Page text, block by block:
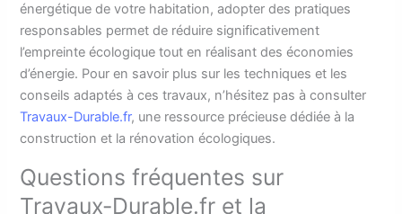
énergétique de votre habitation, adopter des pratiques
responsables permet de réduire significativement
l’empreinte écologique tout en réalisant des économies
d’énergie. Pour en savoir plus sur les techniques et les
conseils adaptés à ces travaux, n’hésitez pas à consulter
Travaux-Durable.fr, une ressource précieuse dédiée à la
construction et la rénovation écologiques.
Questions fréquentes sur
Travaux-Durable.fr et la